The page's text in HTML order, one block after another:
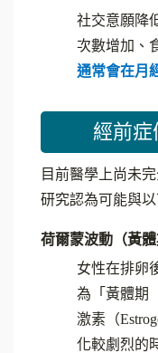
社交意願降
次數增加、
通常會在月
經前症
目前醫學上尚未
研究認為可能與以
荷爾蒙波動（黃體
女性在排卵
為「黃體期
激素（
化較劇烈的